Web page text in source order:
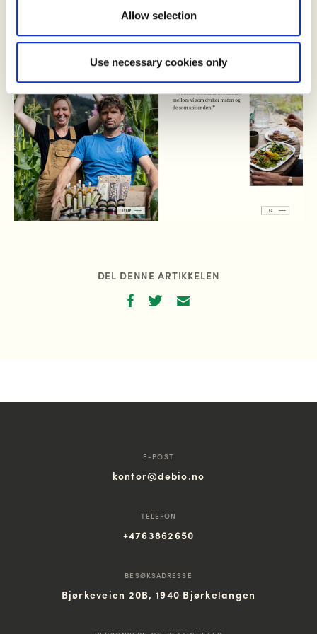
Allow selection
Use necessary cookies only
DEL DENNE ARTIKKELEN
E-POST
kontor@debio.no
TELEFON
+4763862650
BESØKSADRESSE
Bjørkeveien 20B, 1940 Bjørkelangen